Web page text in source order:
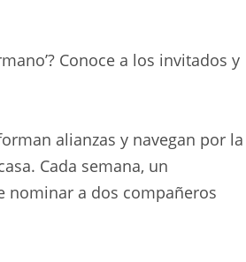
Conoce a los invitados y
alianzas y navegan por la
Cada semana, un
nominar a dos compañeros